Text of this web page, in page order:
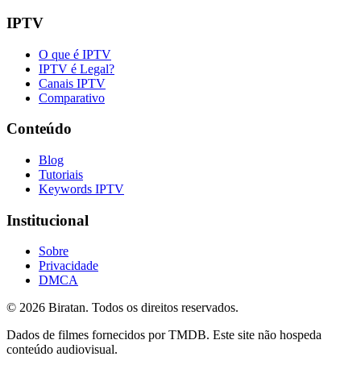
IPTV
O que é IPTV
IPTV é Legal?
Canais IPTV
Comparativo
Conteúdo
Blog
Tutoriais
Keywords IPTV
Institucional
Sobre
Privacidade
DMCA
© 2026 Biratan. Todos os direitos reservados.
Dados de filmes fornecidos por TMDB. Este site não hospeda
conteúdo audiovisual.